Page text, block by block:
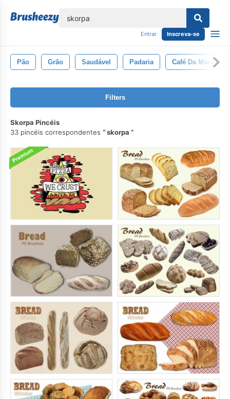
Entrar Inscreva-se
Pão Grão Saudável Padaria Café Da Manhã
Filters
Skorpa Pincéis
33 pincéis correspondentes
skorpa